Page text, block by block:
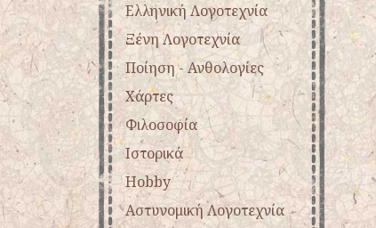
Ελληνική Λογοτεχνία
Ξένη Λογοτεχνία
Ποίηση - Ανθολογίες
Χάρτες
Φιλοσοφία
Ιστορικά
Hobby
Αστυνομική Λογοτεχνία